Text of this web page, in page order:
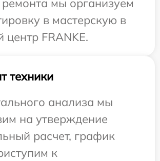
мы организуем
в мастерскую в
центр FRANKE.
техники
анализа мы
на утверждение
расчет, график
к